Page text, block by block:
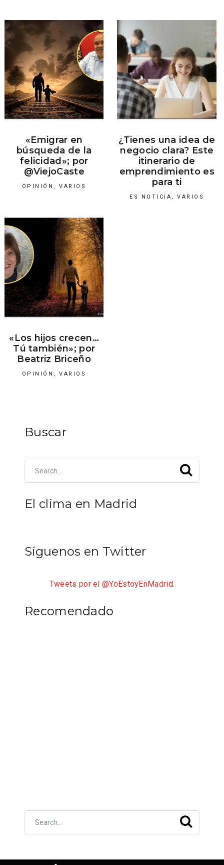
«Emigrar en
búsqueda de la
felicidad»; por
@ViejoCaste
OPINIÓN ,VARIOS
¿Tienes una idea de
negocio clara? Este
itinerario de
emprendimiento es
para ti
ES NOTICIA ,VARIOS
«Los hijos crecen…
Tú también»; por
Beatriz Briceño
OPINIÓN ,VARIOS
Buscar
El clima en Madrid
Síguenos en Twitter
Tweets por el @YoEstoyEnMadrid.
Recomendado